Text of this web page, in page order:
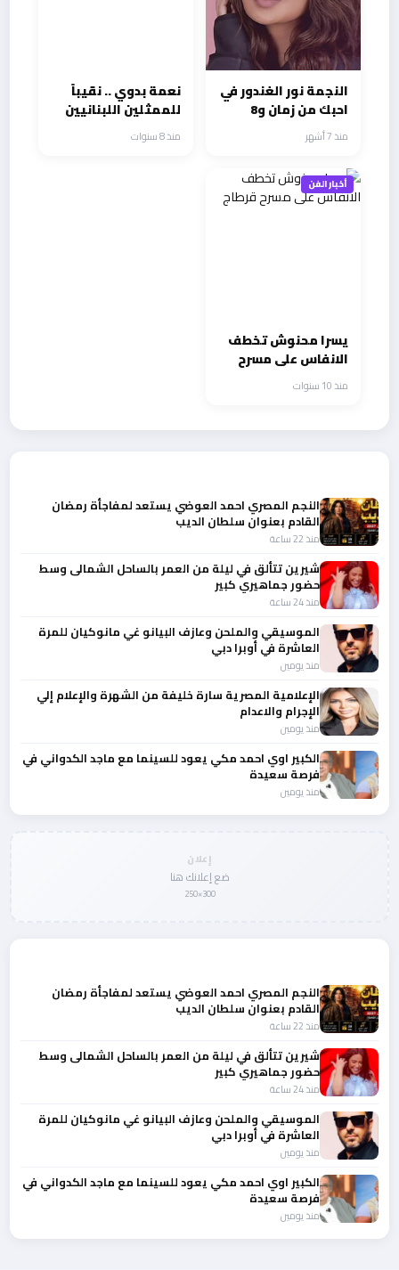
النجمة نور الغندور في
احبك من زمان و8
طلقات في رمضانمنذ 7 أشهر
نعمة بدوي .. نقيباً
للممثلين اللبنانيين
منذ 8 سنوات
أخبار الفن
يسرا محنوش تخطف
الانفاس على مسرح
قرطاجمنذ 10 سنوات
النجم المصري احمد العوضي يستعد لمفاجأة رمضان
القادم بعنوان سلطان الديب
منذ 22 ساعة
شيرين تتألق في ليلة من العمر بالساحل الشمالى وسط
حضور جماهيري كبير
منذ 24 ساعة
الموسيقي والملحن وعازف البيانو غي مانوكيان للمرة
العاشرة في أوبرا دبي
منذ يومين
الإعلامية المصرية سارة خليفة من الشهرة والإعلام إلي
الإجرام والاعدام
منذ يومين
الكبير اوي احمد مكي يعود للسينما مع ماجد الكدواني في
فرصة سعيدة
منذ يومين
إعلان
ضع إعلانك هنا
300×250
النجم المصري احمد العوضي يستعد لمفاجأة رمضان
القادم بعنوان سلطان الديب
منذ 22 ساعة
شيرين تتألق في ليلة من العمر بالساحل الشمالى وسط
حضور جماهيري كبير
منذ 24 ساعة
الموسيقي والملحن وعازف البيانو غي مانوكيان للمرة
العاشرة في أوبرا دبي
منذ يومين
الكبير اوي احمد مكي يعود للسينما مع ماجد الكدواني في
فرصة سعيدة
منذ يومين